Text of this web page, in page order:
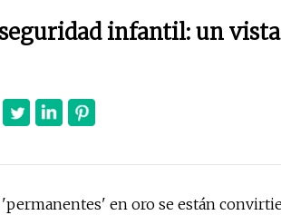
infantil: un
'permanentes' en oro se están